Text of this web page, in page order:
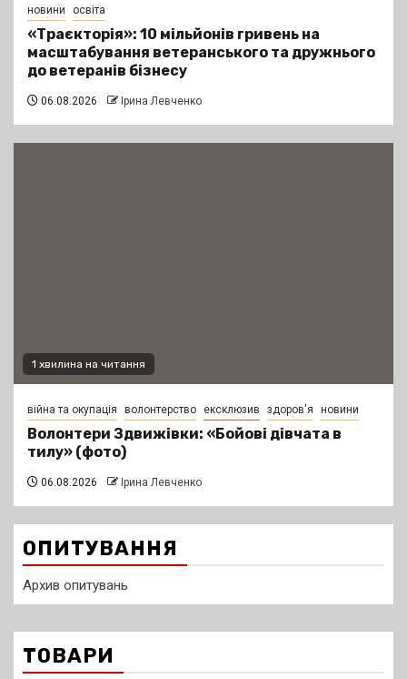
новини освіта
«Траєкторія»: 10 мільйонів гривень на
масштабування ветеранського та дружнього
до ветеранів бізнесу
06.08.2026 Ірина Левченко
1 хвилина на читання
війна та окупація волонтерство ексклюзив здоров'я новини
Волонтери Здвижівки: «Бойові дівчата в
тилу» (фото)
06.08.2026 Ірина Левченко
ОПИТУВАННЯ
Архив опитувань
ТОВАРИ